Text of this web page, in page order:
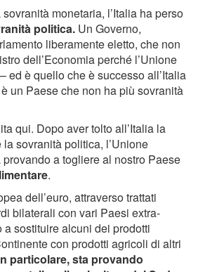
monetaria, l’Italia ha perso
politica. Un Governo,
liberamente eletto, che non
dell’Economia perché l’Unione
ed è quello che è successo all’Italia
un Paese che non ha più sovranità
qui. Dopo aver tolto all’Italia la
sovranità politica, l’Unione
provando a togliere al nostro Paese
.
dell’euro, attraverso trattati
bilaterali con vari Paesi extra-
sostituire alcuni dei prodotti
con prodotti agricoli di altri
particolare, sta provando